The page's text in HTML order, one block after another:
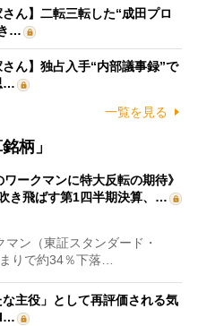
ん】二転三転した“成田プロ
…
ん】独占入手“内部議事録”で
…
一覧を見る
柄」
ワークマンに特大反転の期待》
き飛ばす第1四半期決算、…
ン（東証スタンダード・
りで約34％下落…
主役」として再評価される気